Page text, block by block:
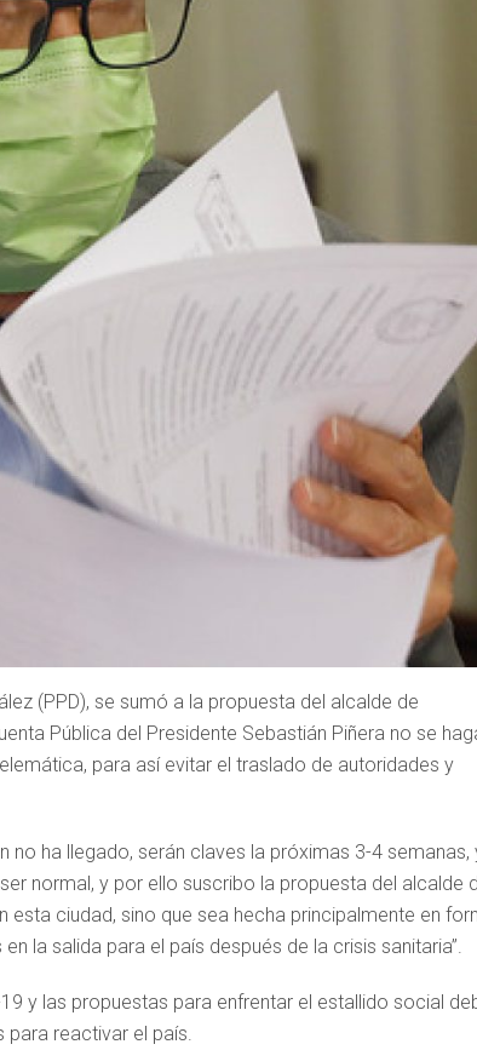
(PPD), se sumó a la propuesta del alcalde de
Pública del Presidente Sebastián Piñera no se
para así evitar el traslado de autoridades y
no ha llegado, serán claves la próximas 3-4 semanas,
normal, y por ello suscribo la propuesta del alcalde
esta ciudad, sino que sea hecha principalmente en
la salida para el país después de la crisis sanitaria”.
y las propuestas para enfrentar el estallido social
reactivar el país.